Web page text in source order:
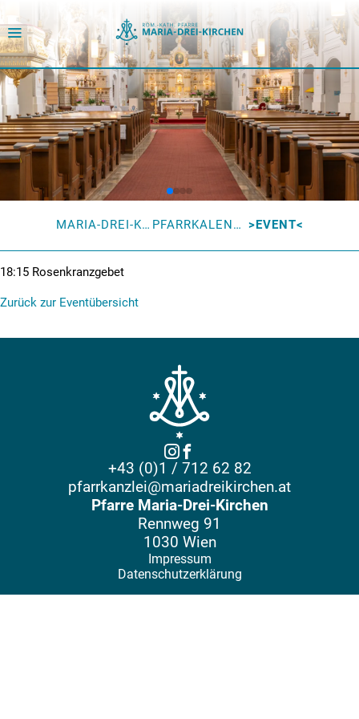
MARIA-DREI-KIRCHEN PFARRKALENDER EVENT
18:15 Rosenkranzgebet
Zurück zur Eventübersicht
+43 (0)1 / 712 62 82
pfarrkanzlei@mariadreikirchen.at
Pfarre Maria-Drei-Kirchen
Rennweg 91
1030 Wien
Impressum
Datenschutzerklärung